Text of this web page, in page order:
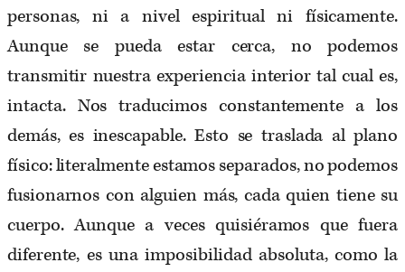
personas, ni a nivel espiritual ni físicamente.
Aunque se pueda estar cerca, no podemos
transmitir nuestra experiencia interior tal cual es,
intacta. Nos traducimos constantemente a los
demás, es inescapable. Esto se traslada al plano
físico: literalmente estamos separados, no podemos
fusionarnos con alguien más, cada quien tiene su
cuerpo. Aunque a veces quisiéramos que fuera
diferente, es una imposibilidad absoluta, como la